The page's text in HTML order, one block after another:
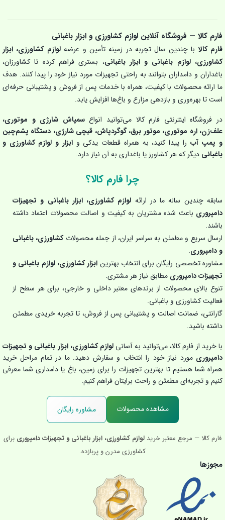
فارم کالا — فروشگاه آنلاین لوازم کشاورزی و ابزار باغبانی
فارم کالا با چندین سال تجربه در زمینه تأمین و عرضهلوازم کشاورزی، ابزار
کشاورزی، لوازم باغبانی و ابزار باغبانی، بستری فراهم کرده تا کشاورزان،
باغداران و دامداران بتوانند به راحتی تجهیزات مورد نیاز خود را پیدا کنند. هدف
ما ارائه محصولات با کیفیت، همراه با خدمات پس از فروش و پشتیبانی حرفه‌ای
است تا بهره‌وری و بازدهی مزارع و باغ‌ها افزایش یابد.
در فروشگاه اینترنتی فارم کالا می‌توانید انواعسمپاش شارژی و موتوری،
علف‌زن، اره موتوری، موتور برق، گوگردپاش، قیچی شارژی، دستگاه پشم‌چین
و پمپ آب را پیدا کنید، به همراه قطعات یدکی وابزار و لوازم کشاورزی و
باغبانی دیگر که هر کشاورز یا باغداری به آن نیاز دارد.
چرا فارم کالا؟
سابقه چندین ساله ما در ارائه لوازم کشاورزی، ابزار باغبانی و تجهیزات
دامپروری باعث شده مشتریان به کیفیت و اصالت محصولات اعتماد داشته
باشند.
ارسال سریع و مطمئن به سراسر ایران، از جمله محصولاتکشاورزی، باغبانی
و دامپروری.
مشاوره تخصصی رایگان برای انتخاب بهترین ابزار کشاورزی، لوازم باغبانی و
تجهیزات دامپروری مطابق نیاز هر مشتری.
تنوع بالای محصولات از برندهای معتبر داخلی و خارجی، برای هر سطح از
فعالیت کشاورزی و باغبانی.
گارانتی، ضمانت اصالت و پشتیبانی پس از فروش، تا تجربه خریدی مطمئن
داشته باشید.
با خرید از فارم کالا، می‌توانید به آسانی لوازم کشاورزی، ابزار باغبانی و تجهیزات
دامپروری مورد نیاز خود را انتخاب و سفارش دهید. ما در تمام مراحل خرید
همراه شما هستیم تا بهترین تجهیزات را برای زمین، باغ یا دامداری شما معرفی
کنیم و تجربه‌ای مطمئن و راحت برایتان فراهم کنیم.
مشاهده محصولات مشاوره رایگان
فارم کالا — مرجع معتبر خرید لوازم کشاورزی، ابزار باغبانی و تجهیزات دامپروری برای
کشاورزی مدرن و پربازده.
مجوزها